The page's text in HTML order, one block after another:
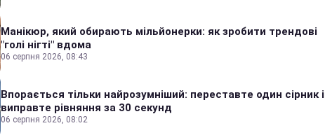
Манікюр, який обирають мільйонерки: як зробити трендові
"голі нігті" вдома
06 серпня 2026, 08:43
Впорається тільки найрозумніший: переставте один сірник і
виправте рівняння за 30 секунд
06 серпня 2026, 08:02